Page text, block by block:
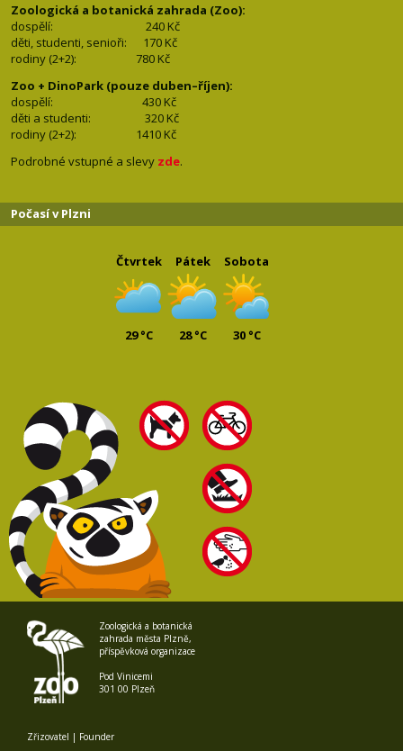
Zoologická a botanická zahrada (Zoo):
dospělí:
240 Kč
děti, studenti, senioři: 170 Kč
rodiny (2+2): 780 Kč
Zoo + DinoPark (pouze duben–říjen):
dospělí: 430 Kč
děti a studenti: 320 Kč
rodiny (2+2): 1410 Kč
Podrobné vstupné a slevy zde.
Počasí v Plzni
Čtvrtek
29 °C
Pátek
28 °C
Sobota
30 °C
Zoologická a botanická
zahrada města Plzně,
příspěvková organizace
Pod Vinicemi
301 00 Plzeň
Zřizovatel | Founder